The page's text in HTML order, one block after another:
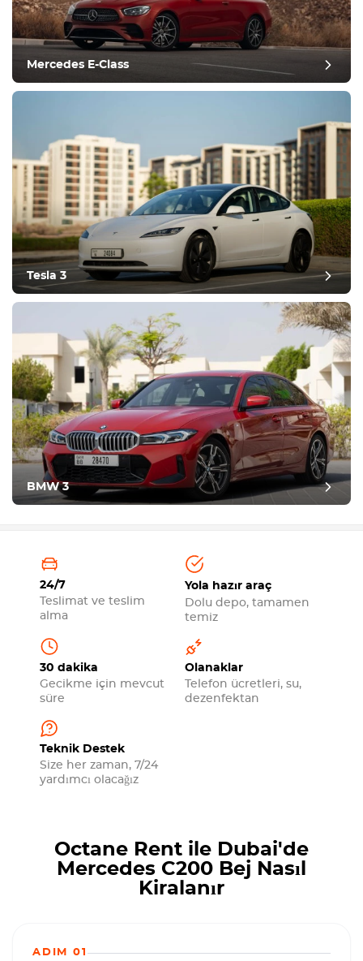
Mercedes E-Class
Tesla 3
BMW 3
24/7
Teslimat ve teslim
alma
Yola hazır araç
Dolu depo, tamamen
temiz
30 dakika
Gecikme için mevcut
süre
Olanaklar
Telefon ücretleri, su,
dezenfektan
Teknik Destek
Size her zaman, 7/24
yardımcı olacağız
Octane Rent ile Dubai'de
Mercedes C200 Bej Nasıl
Kiralanır
ADIM 01